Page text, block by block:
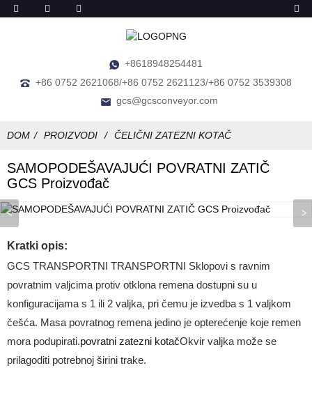
+8618948254481
+86 0752 2621068/+86 0752 2621123/+86 0752 3539308
gcs@gcsconveyor.com
DOM PROIZVODI ČELIČNI ZATEZNI KOTAČ
SAMOPODEŠAVAJUĆI POVRATNI ZATIČ
GCS Proizvođač
Kratki opis:
GCS TRANSPORTNI TRANSPORTNI Sklopovi s ravnim
povratnim valjcima protiv otklona remena dostupni su u
konfiguracijama s 1 ili 2 valjka, pri čemu je izvedba s 1 valjkom
češća. Masa povratnog remena jedino je opterećenje koje remen
mora podupirati.povratni zatezni kotačOkvir valjka može se
prilagoditi potrebnoj širini trake.